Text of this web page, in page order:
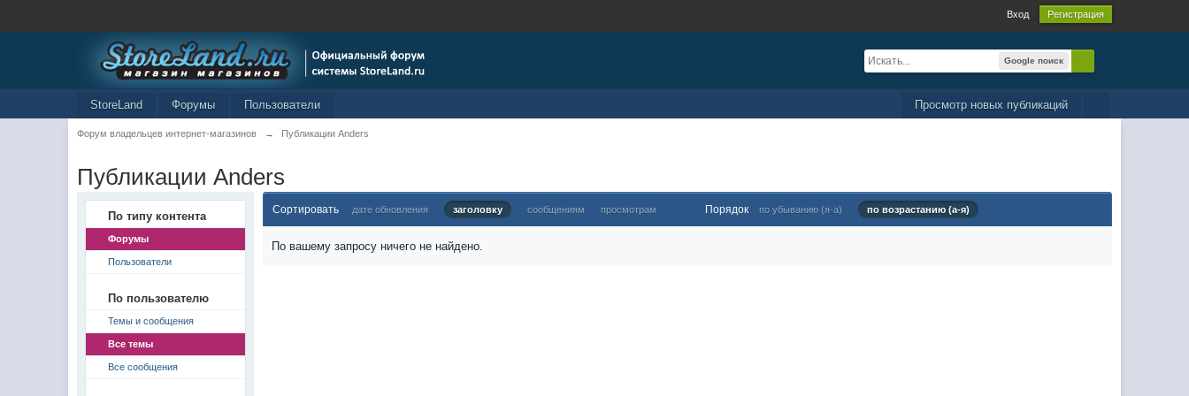
Вход Регистрация
Google поиск
Просмотр новых публикаций
StoreLand Форумы Пользователи
Форум владельцев интернет-магазинов → Публикации Anders
Публикации Anders
По типу контента
Форумы
Пользователи
По пользователю
Темы и сообщения
Все темы
Все сообщения
Сортировать дате обновления заголовку сообщениям просмотрам Порядок по убыванию (я-а) по возрастанию (а-я)
По вашему запросу ничего не найдено.